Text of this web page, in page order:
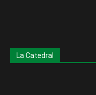
La Catedral